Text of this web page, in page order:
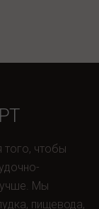
того, чтобы
Мы
пищевода,